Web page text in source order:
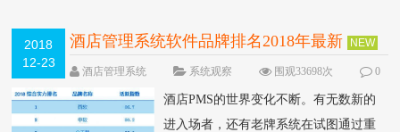
2018
12-23
酒店管理系统软件品牌排名2018年最新 NEW
酒店管理系统 系统观察 围观33698次
0
酒店PMS的世界变化不断。有无数新的
进入场者，还有老牌系统在试图通过重